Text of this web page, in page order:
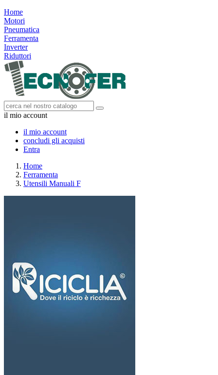
Home
Motori
Pneumatica
Ferramenta
Inverter
Riduttori
il mio account
il mio account
concludi gli acquisti
Entra
Home
Ferramenta
Utensili Manuali F